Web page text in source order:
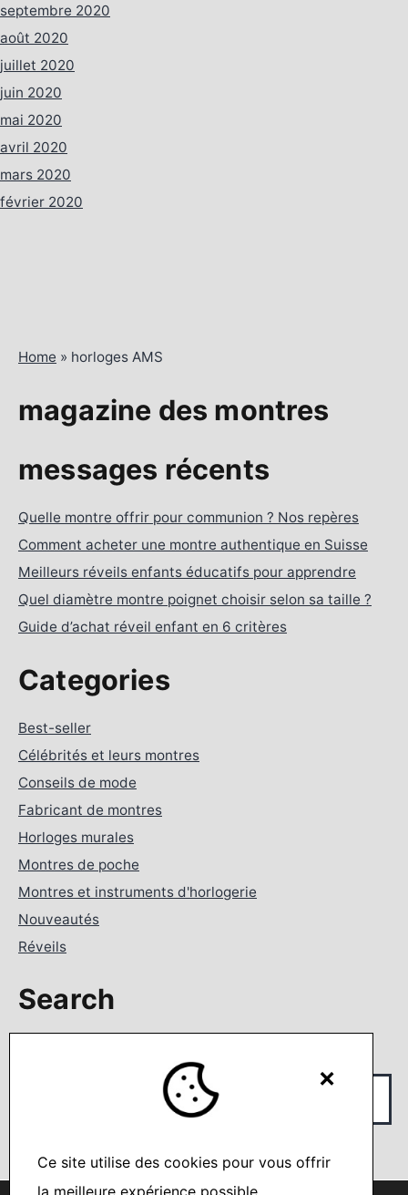
septembre 2020
août 2020
juillet 2020
juin 2020
mai 2020
avril 2020
mars 2020
février 2020
Home » horloges AMS
magazine des montres
messages récents
Quelle montre offrir pour communion ? Nos repères
Comment acheter une montre authentique en Suisse
Meilleurs réveils enfants éducatifs pour apprendre
Quel diamètre montre poignet choisir selon sa taille ?
Guide d’achat réveil enfant en 6 critères
Categories
Best-seller
Célébrités et leurs montres
Conseils de mode
Fabricant de montres
Horloges murales
Montres de poche
Montres et instruments d'horlogerie
Nouveautés
Réveils
Search
×
Ce site utilise des cookies pour vous offrir